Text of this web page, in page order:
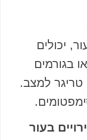
יכולים
בגורמים
טריגר למצב.
בעור